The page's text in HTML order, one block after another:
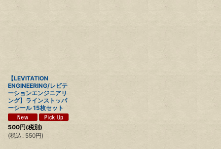
【LEVITATION
ENGINEERING/レビテ
ーションエンジニアリ
ング】ラインストッパ
ーシール 15枚セット
500円(税別)
(税込 : 550円)